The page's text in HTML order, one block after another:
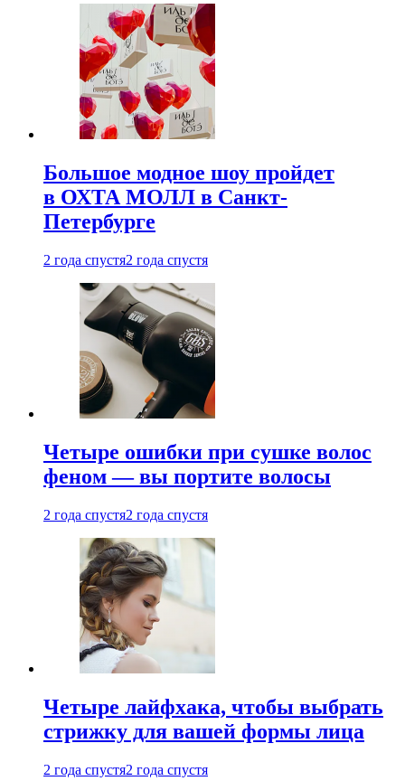
Большое модное шоу пройдет
в ОХТА МОЛЛ в Санкт-
Петербурге
2 года спустя2 года спустя
Четыре ошибки при сушке волос
феном — вы портите волосы
2 года спустя2 года спустя
Четыре лайфхака, чтобы выбрать
стрижку для вашей формы лица
2 года спустя2 года спустя